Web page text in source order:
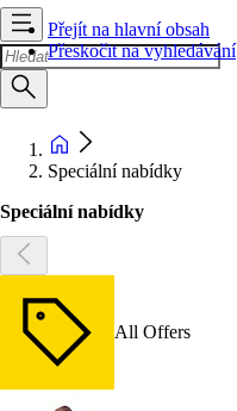
Přejít na hlavní obsah
Přeskočit na vyhledávání
Speciální nabídky
Speciální nabídky
All Offers